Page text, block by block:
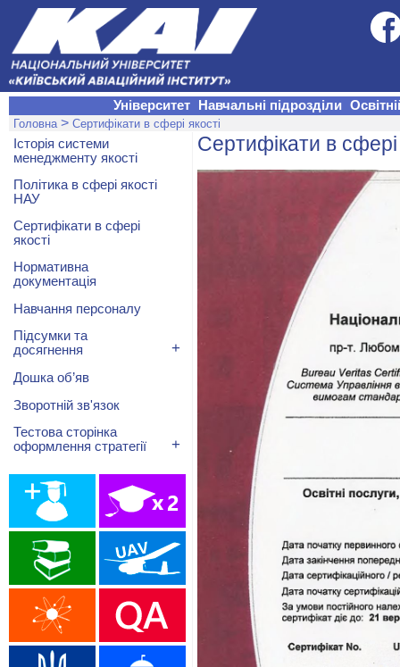
Університет Навчальні підрозділи
Головна > Сертифікати в сфері якості
Сертифікати в сфері
Історія системи
менеджменту якості
Політика в сфері якості
НАУ
Сертифікати в сфері
якості
Нормативна
документація
Навчання персоналу
Підсумки та
досягнення
+
Дошка об’яв
Зворотній зв'язок
Тестова сторінка
оформлення стратегії
+